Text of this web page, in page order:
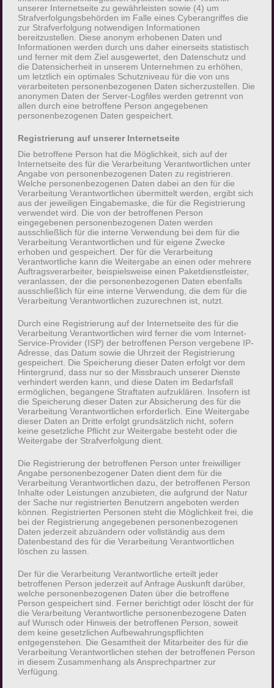
Mitgliedstaaten möglicherweise
personenbezogene Daten erhalten, gelten
jedoch nicht als Empfänger.
j) Dritter
Dritter ist eine natürliche oder juristische
Person, Behörde, Einrichtung oder andere
Stelle außer der betroffenen Person, dem
Verantwortlichen, dem Auftragsverarbeiter
und den Personen, die unter der unmittelbaren
Verantwortung des Verantwortlichen oder des
Auftragsverarbeiters befugt sind, die
personenbezogenen Daten zu verarbeiten.
k) Einwilligung
Einwilligung ist jede von der betroffenen
Person freiwillig für den bestimmten Fall in
informierter Weise und unmissverständlich
abgegebene Willensbekundung in Form einer
Erklärung oder einer sonstigen eindeutigen
bestätigenden Handlung, mit der die
betroffene Person zu verstehen gibt, dass sie
mit der Verarbeitung der sie betreffenden
personenbezogenen Daten einverstanden ist.
Name und Anschrift des für die
Verarbeitung Verantwortlichen
Verantwortlicher im Sinne der Datenschutz-
Mitgliedstaaten der Europäischen Union
geltenden Datenschutzgesetze und anderer
Bestimmungen mit datenschutzrechtlichem
Charakter ist die:
Martin Sildatke
471053 Duisburg
Deutschland
004917656860005
E-Mail:
unserer Internetseite zu gewährleisten sowie (4) um
Strafverfolgungsbehörden im Falle eines Cyberangriffes die
zur Strafverfolgung notwendigen Informationen
bereitzustellen. Diese anonym erhobenen Daten und
Informationen werden durch uns daher einerseits statistisch
und ferner mit dem Ziel ausgewertet, den Datenschutz und
die Datensicherheit in unserem Unternehmen zu erhöhen,
um letztlich ein optimales Schutzniveau für die von uns
verarbeiteten personenbezogenen Daten sicherzustellen. Die
anonymen Daten der Server-Logfiles werden getrennt von
allen durch eine betroffene Person angegebenen
personenbezogenen Daten gespeichert.
Registrierung auf unserer Internetseite
Die betroffene Person hat die Möglichkeit, sich auf der
Internetseite des für die Verarbeitung Verantwortlichen unter
Angabe von personenbezogenen Daten zu registrieren.
Welche personenbezogenen Daten dabei an den für die
Verarbeitung Verantwortlichen übermittelt werden, ergibt sich
aus der jeweiligen Eingabemaske, die für die Registrierung
verwendet wird. Die von der betroffenen Person
eingegebenen personenbezogenen Daten werden
ausschließlich für die interne Verwendung bei dem für die
Verarbeitung Verantwortlichen und für eigene Zwecke
erhoben und gespeichert. Der für die Verarbeitung
Verantwortliche kann die Weitergabe an einen oder mehrere
Auftragsverarbeiter, beispielsweise einen Paketdienstleister,
veranlassen, der die personenbezogenen Daten ebenfalls
ausschließlich für eine interne Verwendung, die dem für die
Verarbeitung Verantwortlichen zuzurechnen ist, nutzt.
Durch eine Registrierung auf der Internetseite des für die
Verarbeitung Verantwortlichen wird ferner die vom Internet-
Service-Provider (ISP) der betroffenen Person vergebene IP-
Adresse, das Datum sowie die Uhrzeit der Registrierung
gespeichert. Die Speicherung dieser Daten erfolgt vor dem
Hintergrund, dass nur so der Missbrauch unserer Dienste
verhindert werden kann, und diese Daten im Bedarfsfall
ermöglichen, begangene Straftaten aufzuklären. Insofern ist
die Speicherung dieser Daten zur Absicherung des für die
Verarbeitung Verantwortlichen erforderlich. Eine Weitergabe
dieser Daten an Dritte erfolgt grundsätzlich nicht, sofern
keine gesetzliche Pflicht zur Weitergabe besteht oder die
Weitergabe der Strafverfolgung dient.
Die Registrierung der betroffenen Person unter freiwilliger
Angabe personenbezogener Daten dient dem für die
Verarbeitung Verantwortlichen dazu, der betroffenen Person
Inhalte oder Leistungen anzubieten, die aufgrund der Natur
der Sache nur registrierten Benutzern angeboten werden
können. Registrierten Personen steht die Möglichkeit frei, die
bei der Registrierung angegebenen personenbezogenen
Daten jederzeit abzuändern oder vollständig aus dem
Datenbestand des für die Verarbeitung Verantwortlichen
löschen zu lassen.
Der für die Verarbeitung Verantwortliche erteilt jeder
betroffenen Person jederzeit auf Anfrage Auskunft darüber,
welche personenbezogenen Daten über die betroffene
Person gespeichert sind. Ferner berichtigt oder löscht der für
die Verarbeitung Verantwortliche personenbezogene Daten
auf Wunsch oder Hinweis der betroffenen Person, soweit
dem keine gesetzlichen Aufbewahrungspflichten
entgegenstehen. Die Gesamtheit der Mitarbeiter des für die
Verarbeitung Verantwortlichen stehen der betroffenen Person
in diesem Zusammenhang als Ansprechpartner zur
Verfügung.